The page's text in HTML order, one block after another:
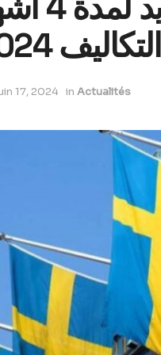
التكاليف 2024-2025
17, 2024 in Actualités